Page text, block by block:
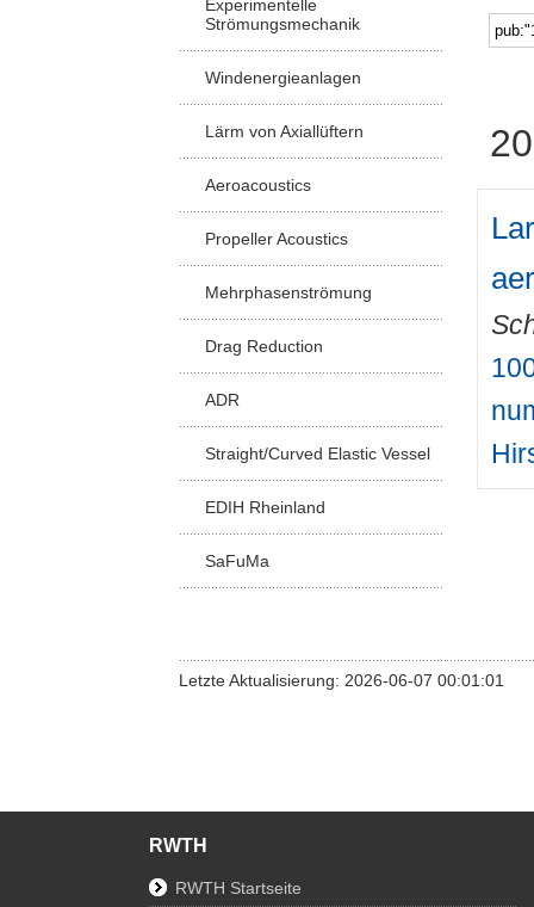
Experimentelle
Strömungsmechanik
Windenergieanlagen
Lärm von Axiallüftern
Aeroacoustics
Propeller Acoustics
Mehrphasenströmung
Drag Reduction
ADR
Straight/Curved Elastic Vessel
EDIH Rheinland
SaFuMa
Letzte Aktualisierung: 2026-06-07 00:01:01
RWTH
RWTH Startseite